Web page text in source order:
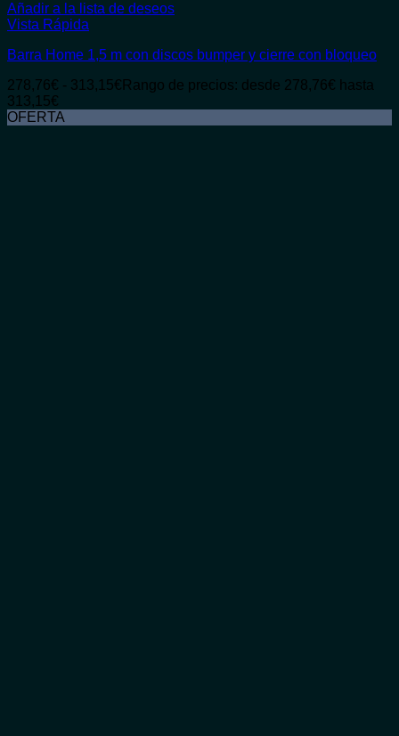
Añadir a la lista de deseos
Vista Rápida
Barra Home 1,5 m con discos bumper y cierre con bloqueo
278,76€ - 313,15€ Rango de precios: desde 278,76€ hasta
313,15€
OFERTA